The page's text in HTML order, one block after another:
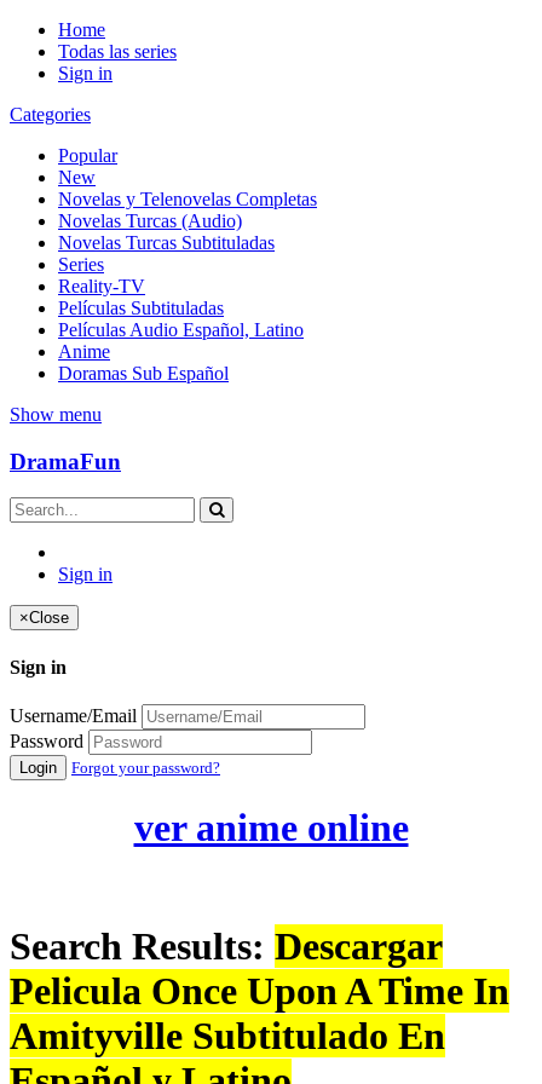
Home
Todas las series
Sign in
Categories
Popular
New
Novelas y Telenovelas Completas
Novelas Turcas (Audio)
Novelas Turcas Subtituladas
Series
Reality-TV
Películas Subtituladas
Películas Audio Español, Latino
Anime
Doramas Sub Español
Show menu
DramaFun
Sign in
×Close
Sign in
Username/Email
Password
Login Forgot your password?
ver anime online
Search Results: Descargar
Pelicula Once Upon A Time In
Amityville Subtitulado En